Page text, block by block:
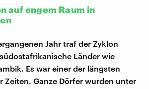
auf engem Raum in
Jahr traf der Zyklon
Länder wie
Es war einer der längsten
Zeiten. Ganze Dörfer wurden unter